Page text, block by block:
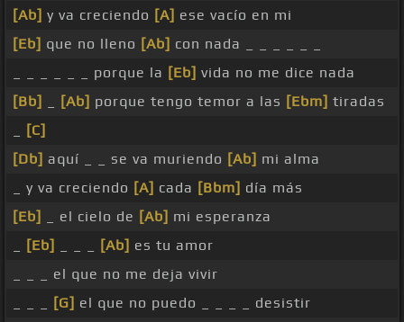
[Ab] y va creciendo [A] ese vacío en mi
[Eb] que no lleno [Ab] con nada _ _ _ _ _ _
_ _ _ _ _ _ porque la [Eb] vida no me dice nada
[Bb]
[Ab] porque tengo temor a las [Ebm] tiradas
[C]
[Db] aquí _ _ se va muriendo [Ab] mi alma
_ y va creciendo [A] cada [Bbm] día más
[Eb]
_ el cielo de [Ab] mi esperanza
[Eb] [Ab] es tu amor
_ _ _ el que no me deja vivir
[G] el que no puedo _ _ _ _ desistir